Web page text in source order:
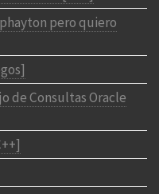
pero quiero
de Consultas Oracle